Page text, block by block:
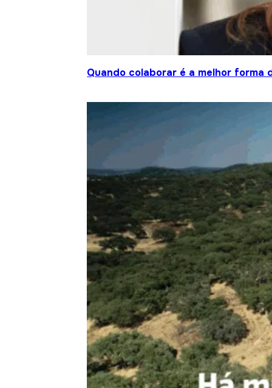
Quando colaborar é a melhor forma